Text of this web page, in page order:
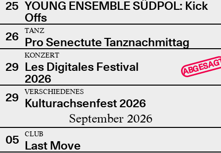
25 YOUNG ENSEMBLE SÜDPOL: Kick
Offs
26
TANZ
Pro Senectute Tanznachmittag
29
KONZERT
Les Digitales Festival
2026
29 VERSCHIEDENES
Kulturachsenfest 2026
September 2026
05 CLUB
Last Move